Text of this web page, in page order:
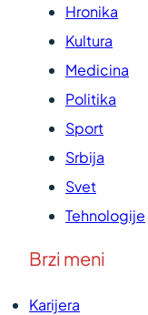
Hronika
Kultura
Medicina
Politika
Sport
Srbija
Svet
Tehnologije
Brzi meni
Karijera